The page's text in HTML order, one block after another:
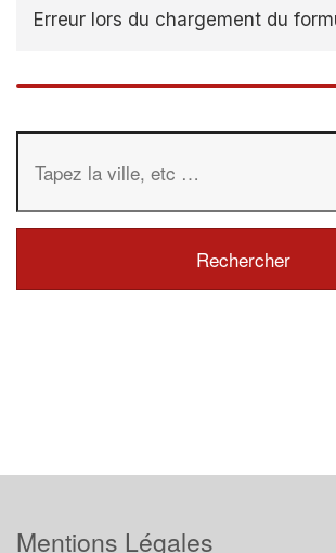
Erreur lors du chargement du
Mentions Légales